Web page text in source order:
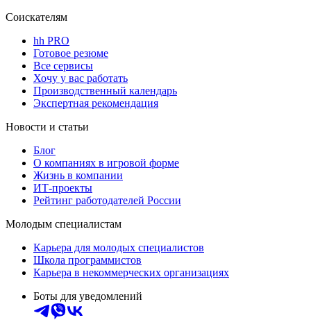
Соискателям
hh PRO
Готовое резюме
Все сервисы
Хочу у вас работать
Производственный календарь
Экспертная рекомендация
Новости и статьи
Блог
О компаниях в игровой форме
Жизнь в компании
ИТ-проекты
Рейтинг работодателей России
Молодым специалистам
Карьера для молодых специалистов
Школа программистов
Карьера в некоммерческих организациях
Боты для уведомлений